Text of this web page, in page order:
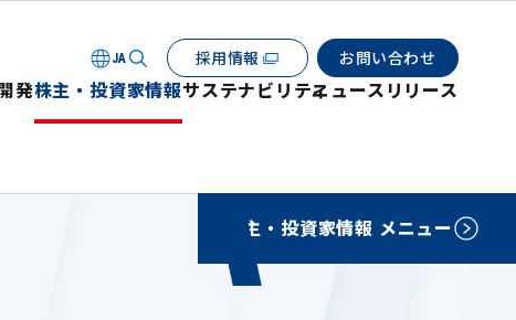
発株主・投資家情報サステナビリティニュースリリース
JA 採用情報 お問い合わせ
株主・投資家情報 メニュー